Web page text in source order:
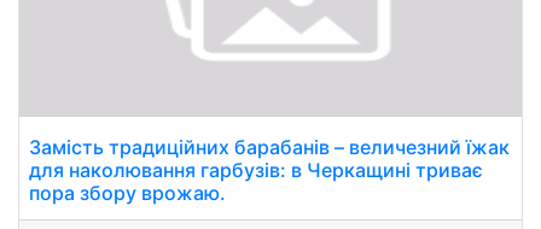
Замість традиційних барабанів – величезний їжак
для наколювання гарбузів: в Черкащині триває
пора збору врожаю.